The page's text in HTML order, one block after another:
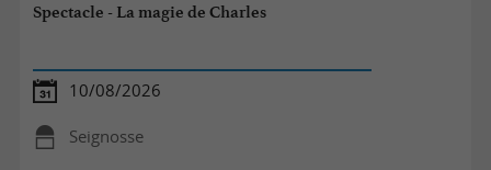
Spectacle - La magie de Charles
10/08/2026
Seignosse